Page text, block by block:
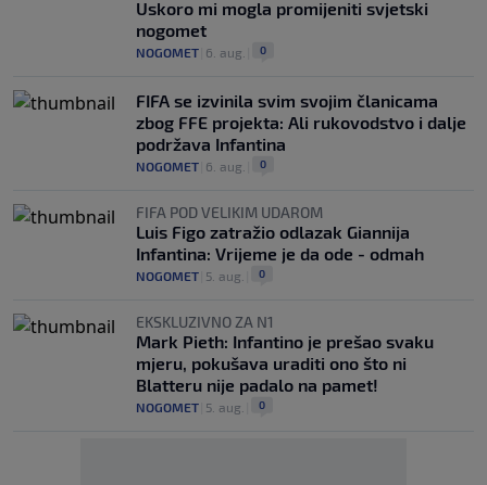
Uskoro mi mogla promijeniti svjetski
nogomet
NOGOMET 6. aug. 0
FIFA se izvinila svim svojim članicama
zbog FFE projekta: Ali rukovodstvo i dalje
podržava Infantina
NOGOMET 6. aug. 0
FIFA POD VELIKIM UDAROM
Luis Figo zatražio odlazak Giannija
Infantina: Vrijeme je da ode - odmah
NOGOMET 5. aug. 0
EKSKLUZIVNO ZA N1
Mark Pieth: Infantino je prešao svaku
mjeru, pokušava uraditi ono što ni
Blatteru nije padalo na pamet!
NOGOMET 5. aug. 0